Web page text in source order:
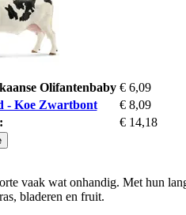
Olifantenbaby € 6,09
- Koe Zwartbont
€ 8,09
€ 14,18
vaak wat onhandig. Met hun
bladeren en fruit.